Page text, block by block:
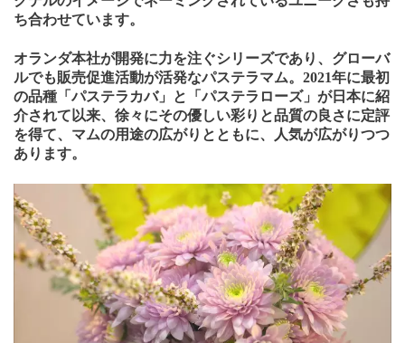
ち合わせています。
オランダ本社が開発に力を注ぐシリーズであり、グローバ
ルでも販売促進活動が活発なパステラマム。 2021年に最初
の品種「パステラカバ」と「パステラローズ」が日本に紹
介されて以来、徐々にその優しい彩りと品質の良さに定評
を得て、マムの用途の広がりとともに、人気が広がりつつ
あります。